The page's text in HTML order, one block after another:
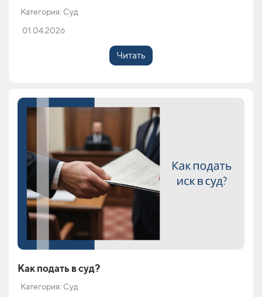
Категория: Суд
01.04.2026
Читать
Как подать в суд?
Категория: Суд